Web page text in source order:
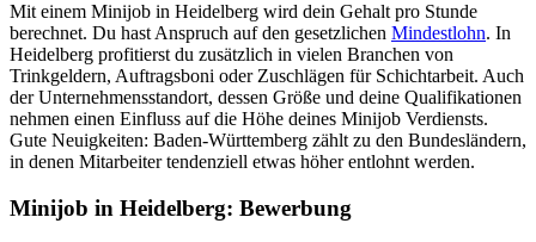
Mit einem Minijob in Heidelberg wird dein Gehalt pro Stunde
berechnet. Du hast Anspruch auf den gesetzlichen Mindestlohn. In
Heidelberg profitierst du zusätzlich in vielen Branchen von
Trinkgeldern, Auftragsboni oder Zuschlägen für Schichtarbeit. Auch
der Unternehmensstandort, dessen Größe und deine Qualifikationen
nehmen einen Einfluss auf die Höhe deines Minijob Verdiensts.
Gute Neuigkeiten: Baden-Württemberg zählt zu den Bundesländern,
in denen Mitarbeiter tendenziell etwas höher entlohnt werden.
Minijob in Heidelberg: Bewerbung